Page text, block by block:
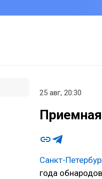
25 авг, 20:30
Санкт-
года